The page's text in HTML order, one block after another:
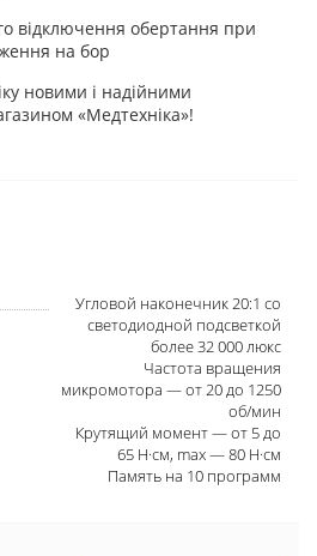
відключення обертання при
на бор
новими і надійними
«Медтехніка»!
Угловой наконечник 20:1 со
светодиодной подсветкой
более 32 000 люкс
Частота вращения
микромотора — от 20 до 1250
об/мин
Крутящий момент — от 5 до
65 Н·см, max — 80 Н·см
Память на 10 программ